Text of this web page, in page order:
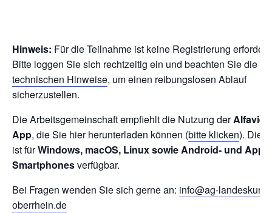
Hinweis: Für die Teilnahme ist keine Registrierung
Bitte loggen Sie sich rechtzeitig ein und beachten Sie die
technischen Hinweise, um einen reibungslosen Ablauf
sicherzustellen.
Die Arbeitsgemeinschaft empfiehlt die Nutzung der
App, die Sie hier herunterladen können (bitte klicken). Die
ist fürWindows, macOS, Linux sowie Android- und
Smartphonesverfügbar.
Bei Fragen wenden Sie sich gerne an: info@ag-
oberrhein.de